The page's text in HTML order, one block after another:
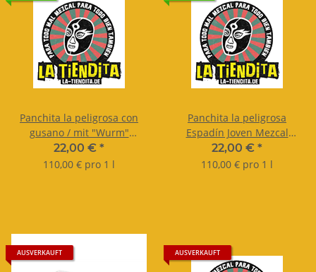
Panchita la peligrosa con
gusano / mit "Wurm"
Espadín Joven Mezcal
artesanal de Oaxaca
22,00 € *
110,00 € pro 1 l
Panchita la peligrosa
Espadín Joven Mezcal
artesanal de Oaxaca
42,5%Vol. 200ml
22,00 € *
110,00 € pro 1 l
AUSVERKAUFT AUSVERKAUFT